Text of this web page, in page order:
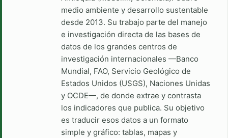
medio ambiente y desarrollo sustentable
desde 2013. Su trabajo parte del manejo
e investigación directa de las bases de
datos de los grandes centros de
investigación internacionales —Banco
Mundial, FAO, Servicio Geológico de
Estados Unidos (USGS), Naciones Unidas
y OCDE—, de donde extrae y contrasta
los indicadores que publica. Su objetivo
es traducir esos datos a un formato
simple y gráfico: tablas, mapas y